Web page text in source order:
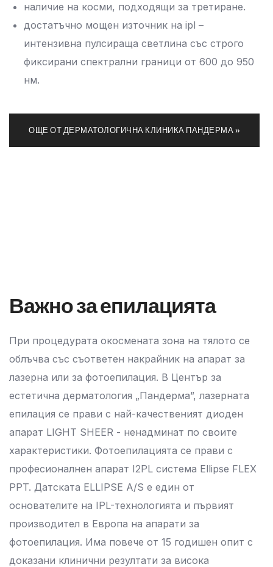
наличие на косми, подходящи за третиране.
достатъчно мощен източник на ipl –
интензивна пулсираща светлина със строго
фиксирани спектрални граници от 600 до 950
нм.
ОЩЕ ОТ ДЕРМАТОЛОГИЧНА КЛИНИКА ПАНДЕРМА »
Важно за епилацията
При процедурата окосмената зона на тялото се
облъчва със съответен накрайник на апарат за
лазерна или за фотоепилация. В Център за
естетична дерматология „Пандерма”, лазерната
епилация се прави с най-качественият диоден
апарат LIGHT SHEER - ненадминат по своите
характеристики. Фотоепилацията се прави с
професионалнен апарат I2PL система Ellipse FLEX
PPT. Датската ELLIPSE A/S е един от
основателите на IPL-технологията и първият
производител в Европа на апарати за
фотоепилация. Има повече от 15 годишен опит с
доказани клинични резултати за висока